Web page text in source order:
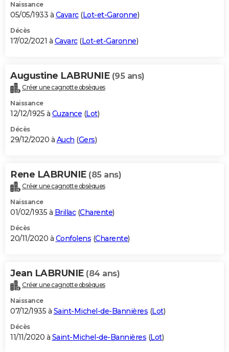
Naissance
05/05/1933 à Cavarc(Lot-et-Garonne)
Décès
17/02/2021 à Cavarc(Lot-et-Garonne)
Augustine LABRUNIE (95 ans)
Créer une cagnotte obsèques
Naissance
12/12/1925 à Cuzance (Lot)
Décès
29/12/2020 à Auch (Gers)
Rene LABRUNIE (85 ans)
Créer une cagnotte obsèques
Naissance
01/02/1935 à Brillac(Charente)
Décès
20/11/2020 à Confolens (Charente)
Jean LABRUNIE (84 ans)
Créer une cagnotte obsèques
Naissance
07/12/1935 à Saint-Michel-de-Bannières (Lot)
Décès
11/11/2020 à Saint-Michel-de-Bannières (Lot)